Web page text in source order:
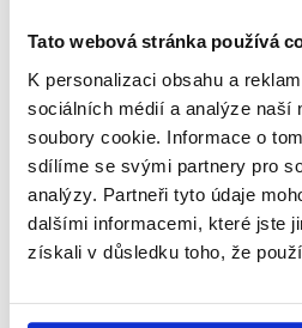
Tato webová stránka používá
K personalizaci obsahu a
sociálních médií a analýze naší
soubory cookie. Informace o
sdílíme se svými partnery pro
analýzy. Partneři tyto údaje
dalšími informacemi, které jste
získali v důsledku toho, že
shrnutí
Začněte nás odebírat,
přehled o tom, jaké
nepravdy se zrovna v
Newsletter